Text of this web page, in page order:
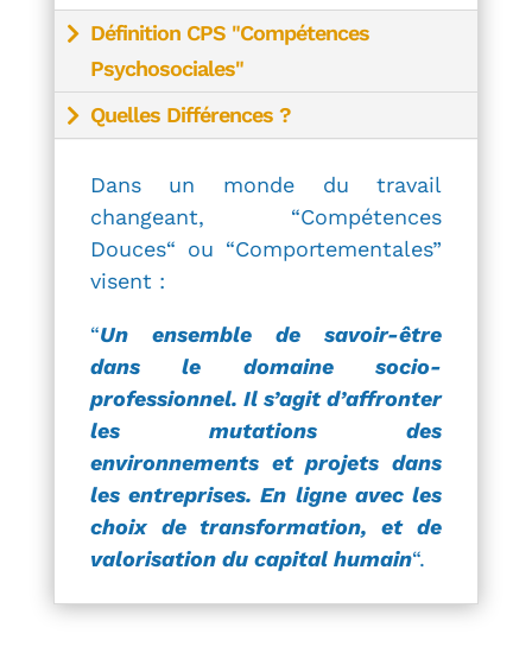
Définition CPS "Compétences
Psychosociales"
Quelles Différences ?
Dans un monde du travail
changeant, “Compétences
Douces“ ou “Comportementales”
visent :
“Un ensemble de savoir-être
dans le domaine socio-
professionnel. Il s’agit d’affronter
les mutations des
environnements et projets dans
les entreprises. En ligne avec les
choix de transformation, et de
valorisation du capital humain“.